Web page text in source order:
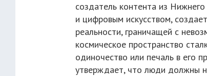
создатель контента из
и цифровым искусством,
реальности, граничащей с
космическое пространство
одиночество или печаль в его
утверждает, что люди должны